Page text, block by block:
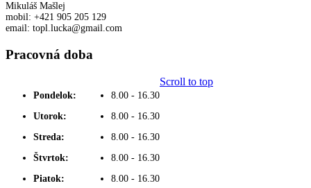
Mikuláš Mašlej
mobil: +421 905 205 129
email: topl.lucka@gmail.com
Pracovná doba
Pondelok:
Utorok:
Streda:
Štvrtok:
Piatok:
8.00 - 16.30
8.00 - 16.30
8.00 - 16.30
8.00 - 16.30
8.00 - 16.30
Scroll to top